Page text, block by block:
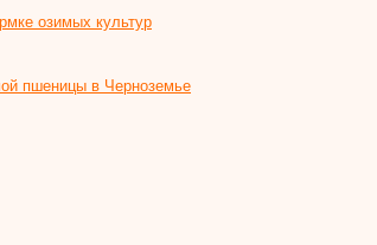
озимых культур
пшеницы в Черноземье